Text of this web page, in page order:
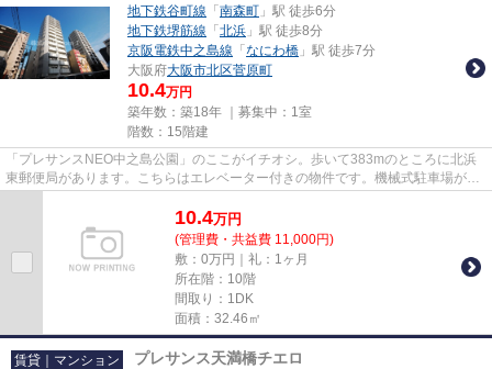
地下鉄谷町線 「 南森町 」駅 徒歩6分
地下鉄堺筋線 「 北浜 」駅 徒歩8分
京阪電鉄中之島線 「 なにわ橋 」駅 徒歩7分
大阪府大阪市北区菅原町
10.4万円
築年数：築18年 ｜募集中： 1室
階数：15階建
「プレサンスNEO中之島公園」のここがイチオシ。歩いて383mのところに北浜
東郵便局があります。こちらはエレベーター付きの物件です。機械式駐車場があ
10.4万円
(管理費・共益費 11,000円)
敷：0万円｜礼：1ヶ月
所在階：10階
間取り：1DK
面積：32.46㎡
賃貸｜マンション プレサンス天満橋チエロ